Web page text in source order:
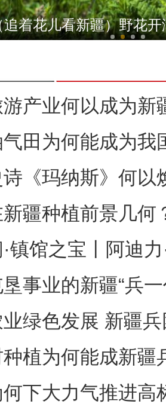
【非遗之美】这些艺
阿克苏好地方·旅游篇
追着花儿看新疆）野花
产业何以成为新
田为何能成为我
《玛纳斯》何以
疆种植前景几何
镇馆之宝丨阿迪
事业的新疆“兵
绿色发展 新疆
污植为何能成新疆
下大力气推进高